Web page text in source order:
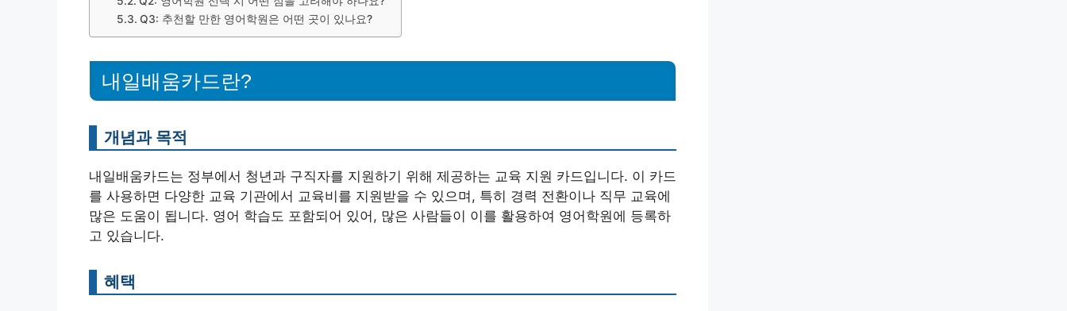
Q3: 추천할 만한 영어학원은 어떤 곳이 있나요?
내일배움카드란?
개념과 목적
내일배움카드는 정부에서 청년과 구직자를 지원하기 위해 제공하는 교육 지원 카드입니다. 이 카드
를 사용하면 다양한 교육 기관에서 교육비를 지원받을 수 있으며, 특히 경력 전환이나 직무 교육에
많은 도움이 됩니다. 영어 학습도 포함되어 있어, 많은 사람들이 이를 활용하여 영어학원에 등록하
고 있습니다.
혜택